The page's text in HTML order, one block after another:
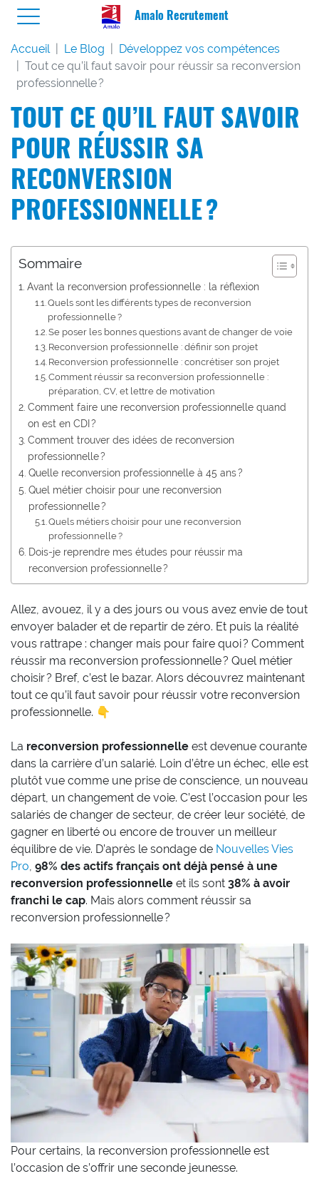
Amalo Recrutement
Accueil Le Blog
Développez vos compétences
Tout ce qu’il faut savoir pour réussir sa reconversion
professionnelle ?
TOUT CE QU’IL FAUT SAVOIR
POUR RÉUSSIR SA
RECONVERSION
PROFESSIONNELLE ?
Sommaire
Avant la reconversion professionnelle : la réflexion
Quels sont les différents types de reconversion
professionnelle ?
Se poser les bonnes questions avant de changer de voie
Reconversion professionnelle : définir son projet
Reconversion professionnelle : concrétiser son projet
Comment réussir sa reconversion professionnelle :
préparation, CV, et lettre de motivation
Comment faire une reconversion professionnelle quand
on est en CDI ?
Comment trouver des idées de reconversion
professionnelle ?
Quelle reconversion professionnelle à 45 ans ?
Quel métier choisir pour une reconversion
professionnelle ?
Quels métiers choisir pour une reconversion
professionnelle ?
Dois-je reprendre mes études pour réussir ma
reconversion professionnelle ?
Allez, avouez, il y a des jours ou vous avez envie de tout
envoyer balader et de repartir de zéro. Et puis la réalité
vous rattrape : changer mais pour faire quoi ? Comment
réussir ma reconversion professionnelle ? Quel métier
choisir ? Bref, c’est le bazar. Alors découvrez maintenant
tout ce qu’il faut savoir pour réussir votre reconversion
professionnelle. 👇
La reconversion professionnelle est devenue courante
dans la carrière d’un salarié. Loin d’être un échec, elle est
plutôt vue comme une prise de conscience, un nouveau
départ, un changement de voie. C’est l’occasion pour les
salariés de changer de secteur, de créer leur société, de
gagner en liberté ou encore de trouver un meilleur
équilibre de vie. D’après le sondage de Nouvelles Vies
Pro, 98% des actifs français ont déjà pensé à une
reconversion professionnelle et ils sont 38% à avoir
franchi le cap. Mais alors comment réussir sa
reconversion professionnelle ?
Pour certains, la reconversion professionnelle est
l’occasion de s’offrir une seconde jeunesse.